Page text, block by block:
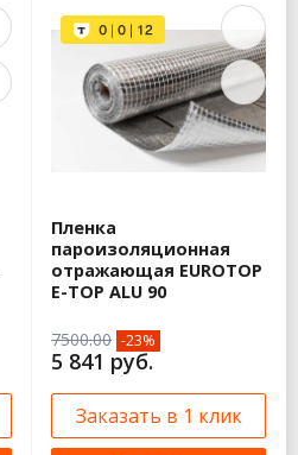
Пленка
пароизоляционная
отражающая EUROTOP
E-TOP ALU 90
7500.00 -23%
5 841 руб.
Заказать в 1 клик